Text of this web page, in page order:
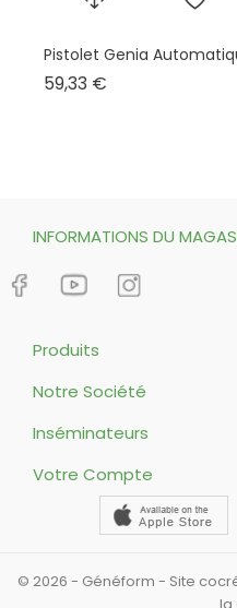
Pistolet Genia
59,33 €
INFORMATIONS DU
Produits
Notre Société
Inséminateurs
Votre Compte
© 2026 - Généform - Site